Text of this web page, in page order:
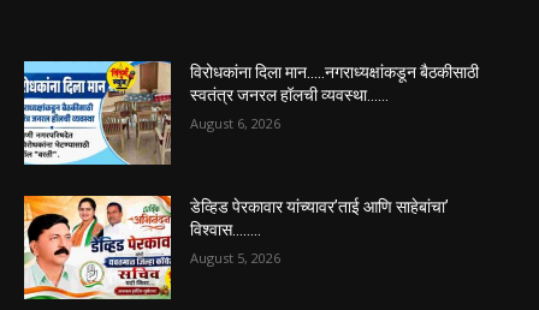
विरोधकांना दिला मान…..नगराध्यक्षांकडून बैठकीसाठी
स्वतंत्र जनरल हॉलची व्यवस्था……
August 6, 2026
डेव्हिड पेरकावार यांच्यावर’ताई आणि साहेबांचा’
विश्वास……..
August 5, 2026